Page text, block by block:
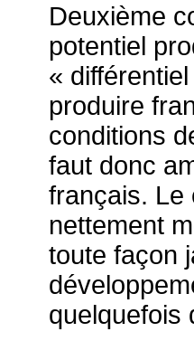
Deuxième
potentiel
«
produire
conditions
faut donc
français. Le
nettement
toute façon
quelquefois